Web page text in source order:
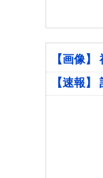
【画像
【速報